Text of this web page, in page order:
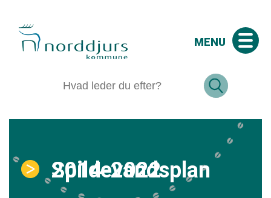
MENU
Spildevandsplan 2014-2022